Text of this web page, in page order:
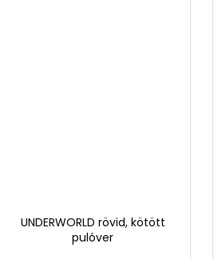
UNDERWORLD rövid, kötött
pulóver